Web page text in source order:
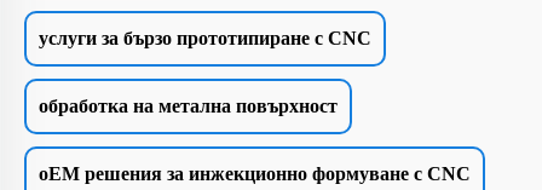
услуги за бързо прототипиране с CNC
обработка на метална повърхност
oEM решения за инжекционно формуване с CNC